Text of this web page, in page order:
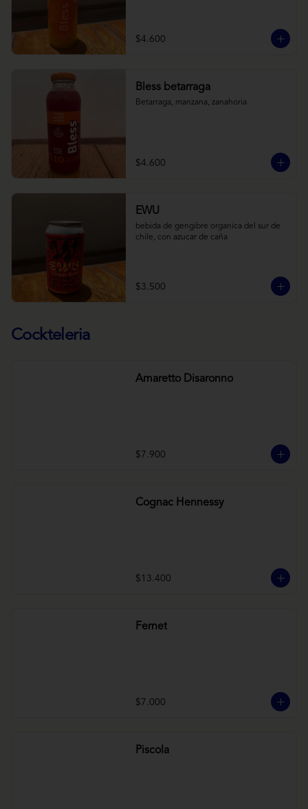
$4.600
Bless betarraga
Betarraga, manzana, zanahoria
$4.600
EWU
bebida de gengibre organica del sur de
chile, con azucar de caña
$3.500
Cockteleria
Amaretto Disaronno
$7.900
Cognac Hennessy
$13.400
Fernet
$7.000
Piscola